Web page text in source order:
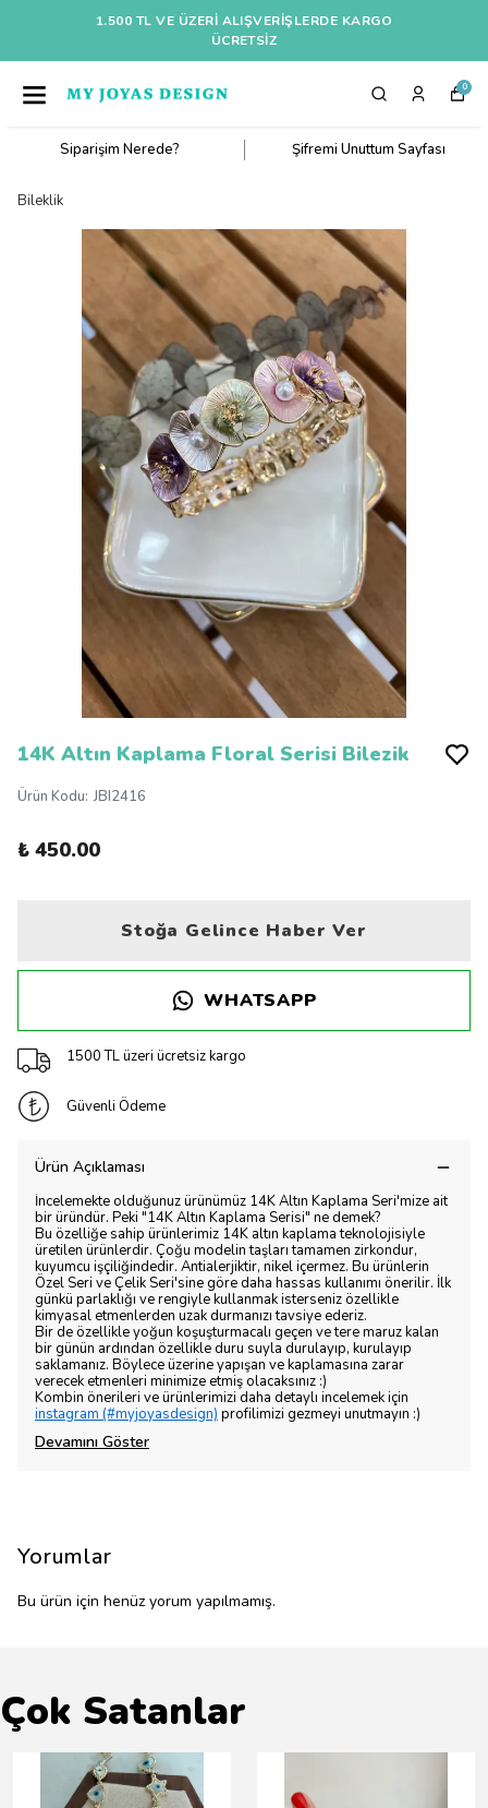
1.500 TL VE ÜZERI ALIŞVERIŞLERDE KARGO
ÜCRETSİZ
0
Siparişim Nerede? Şifremi Unuttum Sayfası
Bileklik
14K Altın Kaplama Floral Serisi Bilezik
Ürün Kodu: JBI2416
₺ 450.00
Stoğa Gelince Haber Ver
WHATSAPP
1500 TL üzeri ücretsiz kargo
Güvenli Ödeme
Ürün Açıklaması
İncelemekte olduğunuz ürünümüz 14K Altın Kaplama Seri'mize ait
bir üründür. Peki "14K Altın Kaplama Serisi" ne demek?
Bu özelliğe sahip ürünlerimiz 14K altın kaplama teknolojisiyle
üretilen ürünlerdir. Çoğu modelin taşları tamamen zirkondur,
kuyumcu işçiliğindedir. Antialerjiktir, nikel içermez. Bu ürünlerin
Özel Seri ve Çelik Seri'sine göre daha hassas kullanımı önerilir. İlk
günkü parlaklığı ve rengiyle kullanmak isterseniz özellikle
kimyasal etmenlerden uzak durmanızı tavsiye ederiz.
Bir de özellikle yoğun koşuşturmacalı geçen ve tere maruz kalan
bir günün ardından özellikle duru suyla durulayıp, kurulayıp
saklamanız. Böylece üzerine yapışan ve kaplamasına zarar
verecek etmenleri minimize etmiş olacaksınız :)
Kombin önerileri ve ürünlerimizi daha detaylı incelemek için
instagram (#myjoyasdesign) profilimizi gezmeyi unutmayın :)
Devamını Göster
Yorumlar
Bu ürün için henüz yorum yapılmamış.
Çok Satanlar